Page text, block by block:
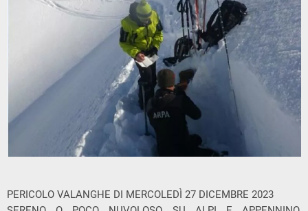
PERICOLO VALANGHE DI MERCOLEDÌ 27 DICEMBRE 2023